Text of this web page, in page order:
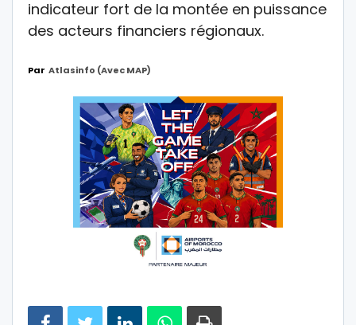
indicateur fort de la montée en puissance
des acteurs financiers régionaux.
Par Atlasinfo (avec MAP)